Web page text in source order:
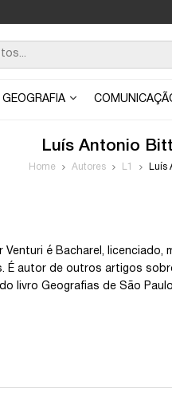
GEOGRAFIA
Luís Antonio
Home Autores L1 Luís
Venturi é Bacharel,
É autor de outros artigos
livro Geografias de São